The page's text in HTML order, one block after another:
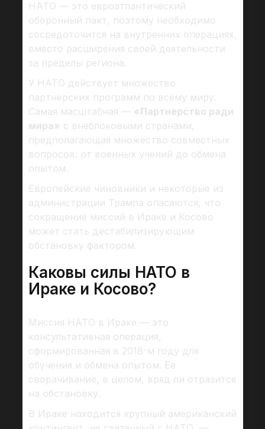
НАТО — это евроатлантический
оборонный пакт, поэтому необходимо
сосредоточится на внутренних операциях,
вместо расширения своей деятельности
за пределы региона.
У НАТО действует множество
партнерских программ по всему миру.
Самая масштабная — «Партнерство ради
мира» с внеблоковыми странами,
предполагающая множество совместных
вопросов: от военных учений до обмена
опытом.
Европейские чиновники и некоторые из
администрации Трампа опасаются, что
сокращение миссий в Ираке и Косово
может стать дестабилизирующим
обстановку фактором.
Каковы силы НАТО в
Ираке и Косово?
Миссия НАТО в Ираке — это
консультативная операция,
сформированная в 2018-м году для
обучения и обмена опытом. Ее
сворачивание, в целом, вряд ли отразится
на обстановку.
В Ираке находится крупный американский